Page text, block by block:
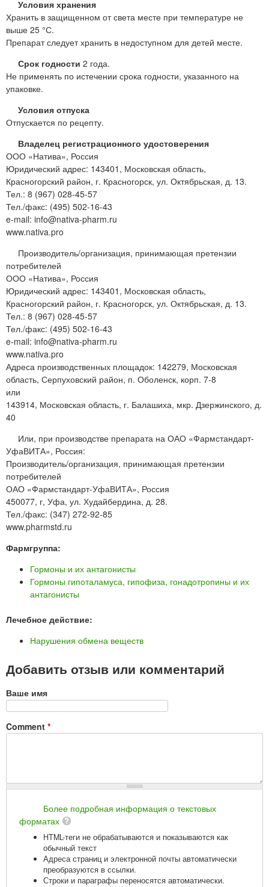
Условия хранения
Хранить в защищенном от света месте при температуре не
выше 25 °С.
Препарат следует хранить в недоступном для детей месте.
Срок годности 2 года.
Не применять по истечении срока годности, указанного на
упаковке.
Условия отпуска
Отпускается по рецепту.
Владелец регистрационного удостоверения
ООО «Натива», Россия
Юридический адрес: 143401, Московская область,
Красногорский район, г. Красногорск, ул. Октябрьская, д. 13.
Тел.: 8 (967) 028-45-57
Тел./факс: (495) 502-16-43
e-mail: info@nativa-pharm.ru
www.nativa.pro
Производитель/организация, принимающая претензии
потребителей
ООО «Натива», Россия
Юридический адрес: 143401, Московская область,
Красногорский район, г. Красногорск, ул. Октябрьская, д. 13.
Тел.: 8 (967) 028-45-57
Тел./факс: (495) 502-16-43
e-mail: info@nativa-pharm.ru
www.nativa.pro
Адреса производственных площадок: 142279, Московская
область, Серпуховский район, п. Оболенск, корп. 7-8
или
143914, Московская область, г. Балашиха, мкр. Дзержинского, д.
40
Или, при производстве препарата на ОАО «Фармстандарт-
УфаВИТА», Россия:
Производитель/организация, принимающая претензии
потребителей
ОАО «Фармстандарт-УфаВИТА», Россия
450077, г, Уфа, ул. Худайбердина, д. 28.
Тел./факс: (347) 272-92-85
www.pharmstd.ru
Фармгруппа:
Гормоны и их антагонисты
Гормоны гипоталамуса, гипофиза, гонадотропины и их
антагонисты
Лечебное действие:
Нарушения обмена веществ
Добавить отзыв или комментарий
Ваше имя
Comment *
Более подробная информация о текстовых
форматах
HTML-теги не обрабатываются и показываются как
обычный текст
Адреса страниц и электронной почты автоматически
преобразуются в ссылки.
Строки и параграфы переносятся автоматически.